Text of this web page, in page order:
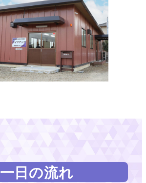
一日の流れ